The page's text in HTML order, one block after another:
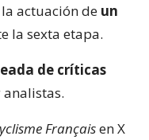
actuación de un
la sexta etapa.
de críticas
Françaisen X